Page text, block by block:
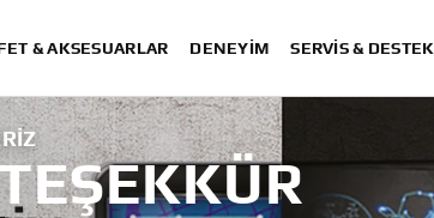
& AKSESUARLAR DENEYIM SERVIS & DESTEK